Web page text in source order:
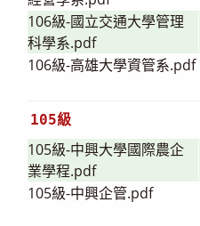
106級-國立交通大學管理
科學系.pdf
106級-高雄大學資管系.pdf
105級
105級-中興大學國際農企
業學程.pdf
105級-中興企管.pdf